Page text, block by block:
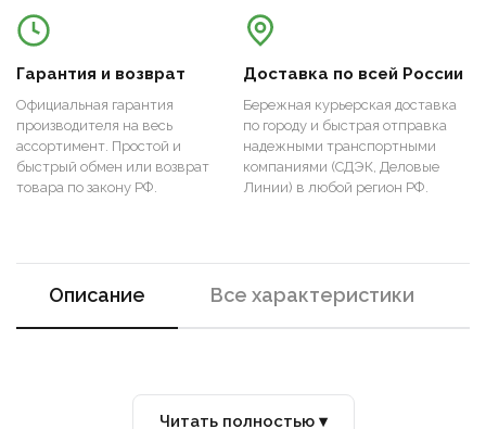
Гарантия и возврат
Официальная гарантия
производителя на весь
ассортимент. Простой и
быстрый обмен или возврат
товара по закону РФ.
Доставка по всей России
Бережная курьерская доставка
по городу и быстрая отправка
надежными транспортными
компаниями (СДЭК, Деловые
Линии) в любой регион РФ.
Описание Все характеристики
Читать полностью ▾